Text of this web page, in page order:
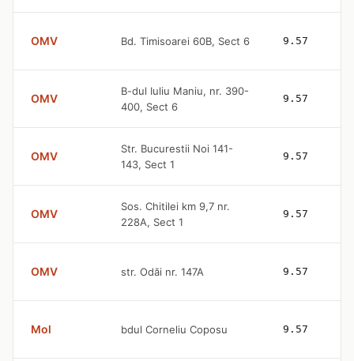
OMV Bd. Timisoarei 60B, Sect 6 9.57
OMV
B-dul Iuliu Maniu, nr. 390-
400, Sect 6
9.57
OMV
Str. Bucurestii Noi 141-
143, Sect 1
9.57
OMV
Sos. Chitilei km 9,7 nr.
228A, Sect 1
9.57
OMV str. Odăi nr. 147A 9.57
Mol bdul Corneliu Coposu 9.57